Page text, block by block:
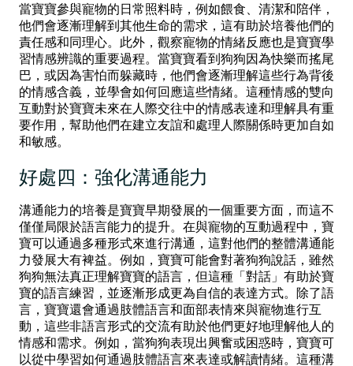
當寶寶參與寵物的日常照料時，例如餵食、清潔和陪伴，
他們會逐漸理解到其他生命的需求，這有助於培養他們的
責任感和同理心。此外，觀察寵物的情緒反應也是寶寶學
習情感辨識的重要過程。當寶寶看到狗狗因為快樂而搖尾
巴，或因為害怕而躲藏時，他們會逐漸理解這些行為背後
的情感含義，並學會如何回應這些情緒。這種情感的雙向
互動對於寶寶未來在人際交往中的情感表達和理解具有重
要作用，幫助他們在建立友誼和處理人際關係時更加自如
和敏感。
好處四：強化溝通能力
溝通能力的培養是寶寶早期發展的一個重要方面，而這不
僅僅局限於語言能力的提升。在與寵物的互動過程中，寶
寶可以通過多種形式來進行溝通，這對他們的整體溝通能
力發展大有裨益。例如，寶寶可能會對著狗狗說話，雖然
狗狗無法真正理解寶寶的語言，但這種「對話」有助於寶
寶的語言練習，並逐漸形成更為自信的表達方式。除了語
言，寶寶還會通過肢體語言和面部表情來與寵物進行互
動，這些非語言形式的交流有助於他們更好地理解他人的
情感和需求。例如，當狗狗表現出興奮或困惑時，寶寶可
以從中學習如何通過肢體語言來表達或解讀情緒。這種溝